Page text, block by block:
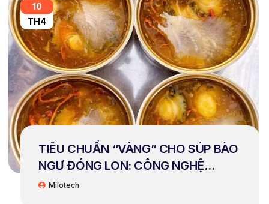
10
TH4
TIÊU CHUẨN “VÀNG” CHO SÚP BÀO
NGƯ ĐÓNG LON: CÔNG NGHỆ
RETORT MILOTECH ĐÁNH BẠI MỌI
Milotech